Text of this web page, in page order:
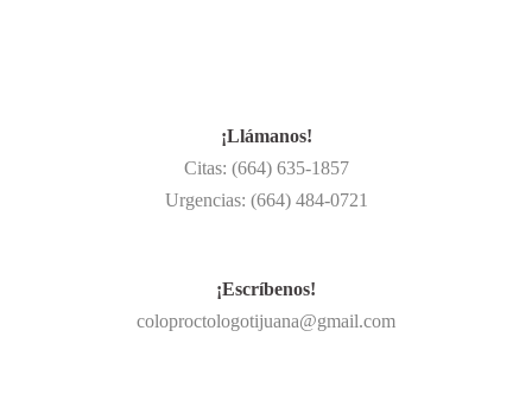
¡Llámanos!
Citas: (664) 635-1857
Urgencias: (664) 484-0721
¡Escríbenos!
coloproctologotijuana@gmail.com